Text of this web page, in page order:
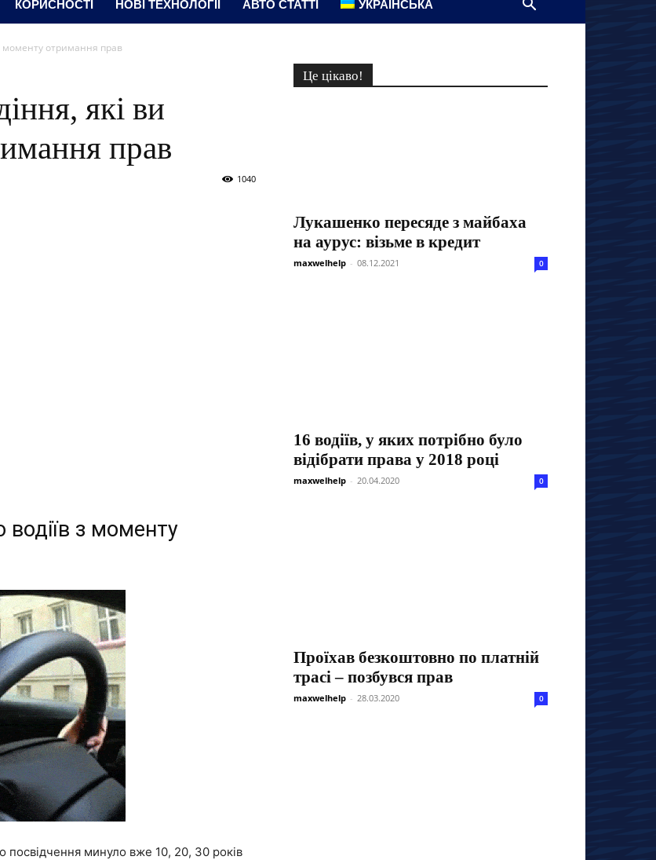
КОРИСНОСТІ НОВІ ТЕХНОЛОГІЇ АВТО СТАТТІ УКРАЇНСЬКА
моменту отримання прав
які ви
прав
1040
водіїв з моменту
посвідчення минуло вже 10, 20, 30 років
Це цікаво!
Лукашенко пересяде з майбаха
на аурус: візьме в кредит
maxwelhelp - 08.12.2021 0
16 водіїв, у яких потрібно було
відібрати права у 2018 році
maxwelhelp - 20.04.2020 0
Проїхав безкоштовно по платній
трасі – позбувся прав
maxwelhelp - 28.03.2020 0